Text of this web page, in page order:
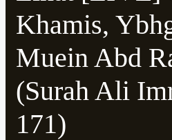
Khamis,
Muein Abd
(Surah Ali
171)